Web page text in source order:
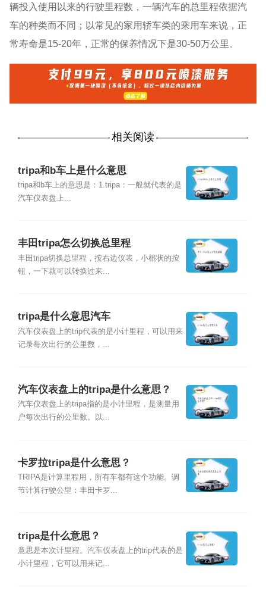
辆投入使用以来的行驶里程数，一辆汽车的总里程依据汽
车的种类而不同；以常见的家用轿车类的乘用车来说，正
常寿命是15-20年，正常的保养情况下是30-50万公里。
相关阅读
tripa和b车上是什么意思
tripa和b车上的意思是：1.tripa：一般就代表的是
汽车仪表盘上...
丰田tripa怎么切换总里程
丰田tripa切换总里程，按右边仪表，小棍状的按
钮，一下就可以转换过来...
tripa是什么意思汽车
汽车仪表盘上的trip代表的是小计里程，可以用来
记录每次出行的公里数，...
汽车仪表盘上的tripa是什么意思？
汽车仪表盘上的tripa指的是小计里程，是测量用
户每次出行的公里数。以...
卡罗拉tripa是什么意思？
TRIPA是计算里程用，所有车都有这个功能。调
节计算行驶公里：丰田卡罗...
tripa是什么意思？
意思是本次计里程。汽车仪表盘上的trip代表的是
小计里程，它可以用来记...